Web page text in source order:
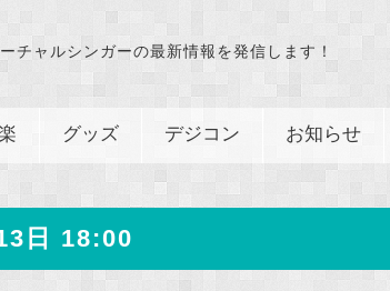
チャルシンガーの最新情報を発信します！
グッズ デジコン お知らせ
日 18:00